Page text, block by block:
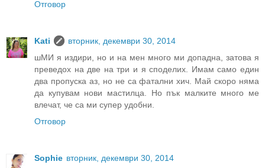
Отговор
Kati
вторник, декември 30, 2014
шМИ я издири, но и на мен много ми допадна, затова я
преведох на две на три и я споделих. Имам само един
два пропуска аз, но не са фатални хич. Май скоро няма
да купувам нови мастилца. Но пък малките много ме
влечат, че са ми супер удобни.
Отговор
Sophie вторник, декември 30, 2014